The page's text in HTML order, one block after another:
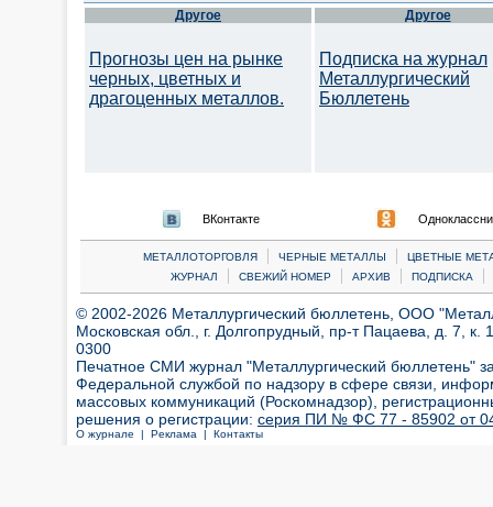
Другое
Прогнозы цен на рынке
черных, цветных и
драгоценных металлов.
Другое
Подписка на журнал
Металлургический
Бюллетень
ВКонтакте
МЕТАЛЛОТОРГОВЛЯ | ЧЕРНЫЕ МЕТАЛЛЫ |
ЦВЕТНЫЕ
ЖУРНАЛ
| СВЕЖИЙ НОМЕР | АРХИВ | ПОДПИСКА |
© 2002-2026 Металлургический бюллетень, ООО
Московская обл., г. Долгопрудный, пр-т Пацаева, д. 7,
0300
Печатное СМИ журнал "Металлургический бюллетень"
Федеральной службой по надзору в сфере связи,
массовых коммуникаций (Роскомнадзор),
решения о регистрации: серия ПИ № ФС 77 - 85902 от 04
О журнале | Реклама | Контакты